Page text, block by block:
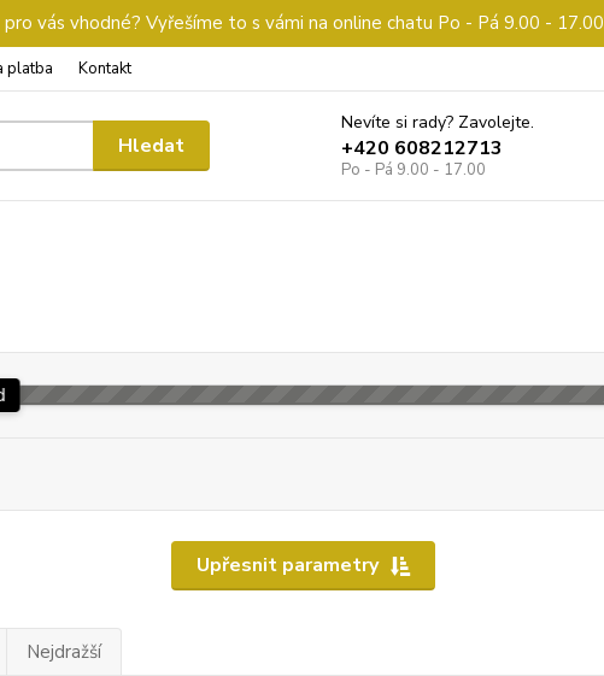
vás vhodné? Vyřešíme to s vámi na online chatu Po - Pá 9.00 - 17.00
platba Kontakt
Hledat
Nevíte si rady? Zavolejte.
+420 608212713
Po - Pá 9.00 - 17.00
Upřesnit parametry
Nejdražší